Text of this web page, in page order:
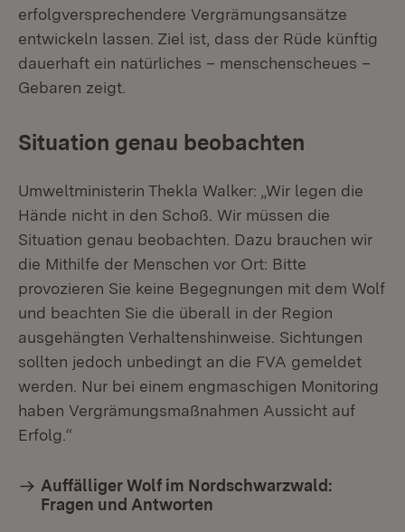
erfolgversprechendere Vergrämungsansätze
entwickeln lassen. Ziel ist, dass der Rüde künftig
dauerhaft ein natürliches – menschenscheues –
Gebaren zeigt.
Situation genau beobachten
Umweltministerin Thekla Walker: „Wir legen die
Hände nicht in den Schoß. Wir müssen die
Situation genau beobachten. Dazu brauchen wir
die Mithilfe der Menschen vor Ort: Bitte
provozieren Sie keine Begegnungen mit dem Wolf
und beachten Sie die überall in der Region
ausgehängten Verhaltenshinweise. Sichtungen
sollten jedoch unbedingt an die FVA gemeldet
werden. Nur bei einem engmaschigen Monitoring
haben Vergrämungsmaßnahmen Aussicht auf
Erfolg.“
Auffälliger Wolf im Nordschwarzwald:
Fragen und Antworten